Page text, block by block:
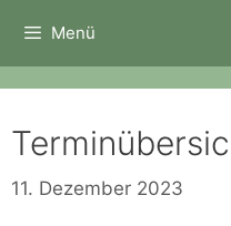
Inhalt
springen
Menü
11. Dezember 2023